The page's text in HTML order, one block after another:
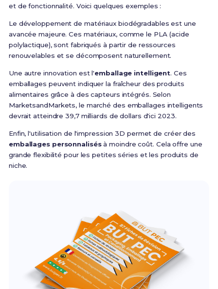
et de fonctionnalité. Voici quelques exemples :
Le développement de matériaux biodégradables est une
avancée majeure. Ces matériaux, comme le PLA (acide
polylactique), sont fabriqués à partir de ressources
renouvelables et se décomposent naturellement.
Une autre innovation est l'emballage intelligent. Ces
emballages peuvent indiquer la fraîcheur des produits
alimentaires grâce à des capteurs intégrés. Selon
MarketsandMarkets, le marché des emballages intelligents
devrait atteindre 39,7 milliards de dollars d'ici 2023.
Enfin, l'utilisation de l'impression 3D permet de créer des
emballages personnalisésà moindre coût. Cela offre une
grande flexibilité pour les petites séries et les produits de
niche.